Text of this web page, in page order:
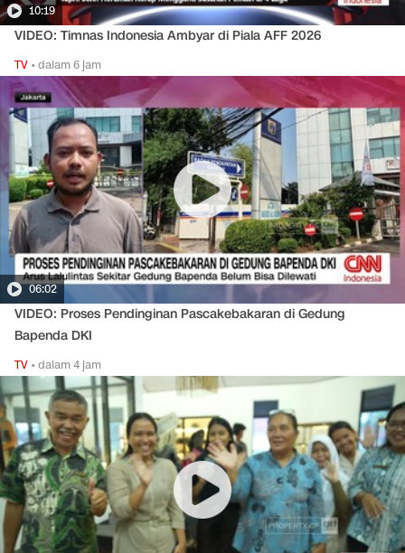
10:19
VIDEO: Timnas Indonesia Ambyar di Piala AFF 2026
TV •dalam 6 jam
06:02
VIDEO: Proses Pendinginan Pascakebakaran di Gedung
Bapenda DKI
TV •dalam 4 jam